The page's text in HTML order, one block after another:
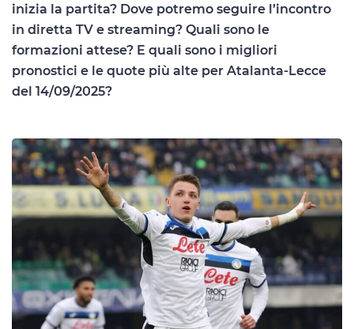
inizia la partita? Dove potremo seguire l’incontro
in diretta TV e streaming? Quali sono le
formazioni attese? E quali sono i migliori
pronostici e le quote più alte per Atalanta-Lecce
del 14/09/2025?